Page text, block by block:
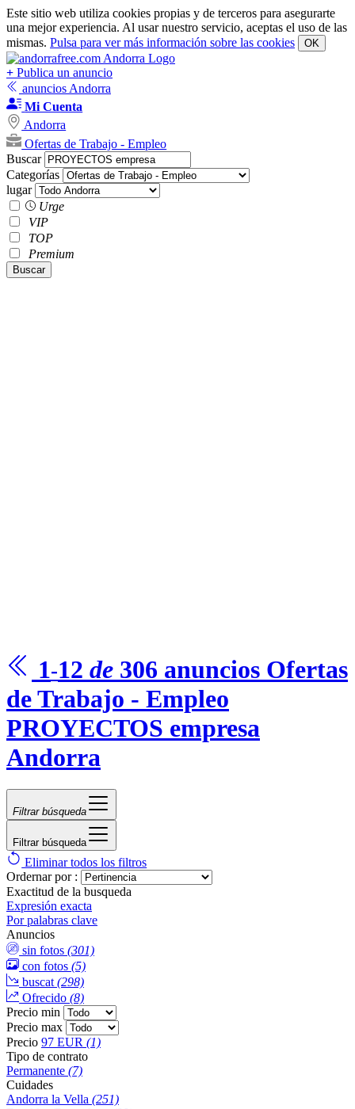
Este sitio web utiliza cookies propias y de terceros para asegurarte
una mejor experiencia. Al usar nuestro servicio, aceptas el uso de las
mismas. Pulsa para ver más información sobre las cookies OK
+ Publica un anuncio
anuncios Andorra
Mi Cuenta
Andorra
Ofertas de Trabajo - Empleo
Buscar
Categorías
lugar
Urge
VIP
TOP
Premium
Buscar
1-12 de 306 anuncios Ofertas
de Trabajo - Empleo
PROYECTOS empresa
Andorra
Filtrar búsqueda
Filtrar búsqueda
Eliminar todos los filtros
Ordernar por :
Exactitud de la busqueda
Expresión exacta
Por palabras clave
Anuncios
sin fotos (301)
con fotos (5)
buscat (298)
Ofrecido (8)
Precio min
Precio max
Precio 97 EUR (1)
Tipo de contrato
Permanente (7)
Cuidades
Andorra la Vella (251)